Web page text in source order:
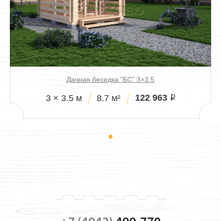
Дачная беседка "БС" 3×3.5
3 × 3.5 м 8.7 м² 122 963 i